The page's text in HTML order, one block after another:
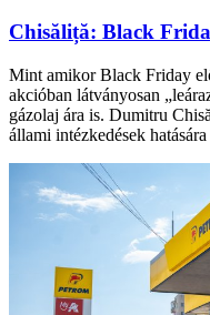
Chisăliță: Black
Mint amikor Black Friday
akcióban látványosan
gázolaj ára is. Dumitru
állami intézkedések